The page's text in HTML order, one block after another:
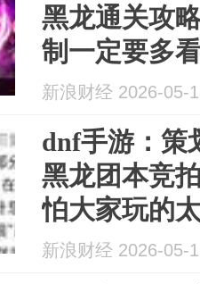
黑龙通关攻
制一定要多
定炸团！...
新浪财经 2026-05-
dnf手游：策
黑龙团本竞
怕大家玩的
负？
新浪财经 2026-05-